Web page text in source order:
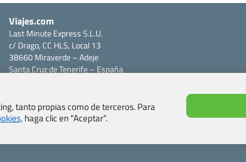
Viajes.com
Last Minute Express S.L.U.
c/ Drago, CC HLS, Local 13
38660 Miraverde – Adeje
Santa Cruz de Tenerife – España
tanto propias como de terceros. Para
haga clic en "Aceptar".